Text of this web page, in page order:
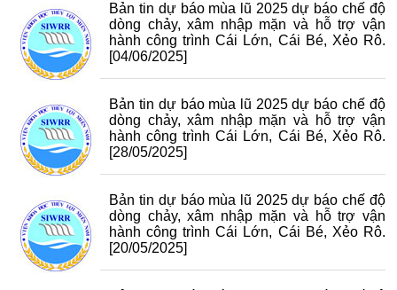
Bản tin dự báo mùa lũ 2025 dự báo chế độ
dòng chảy, xâm nhập mặn và hỗ trợ vận
hành công trình Cái Lớn, Cái Bé, Xẻo Rô.
[04/06/2025]
Bản tin dự báo mùa lũ 2025 dự báo chế độ
dòng chảy, xâm nhập mặn và hỗ trợ vận
hành công trình Cái Lớn, Cái Bé, Xẻo Rô.
[28/05/2025]
Bản tin dự báo mùa lũ 2025 dự báo chế độ
dòng chảy, xâm nhập mặn và hỗ trợ vận
hành công trình Cái Lớn, Cái Bé, Xẻo Rô.
[20/05/2025]